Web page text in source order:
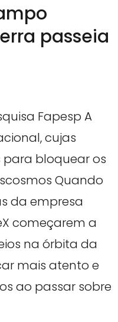
passeia
Fapesp A
cujas
bloquear os
Quando
da empresa
começarem a
na órbita da
mais atento e
ao passar sobre